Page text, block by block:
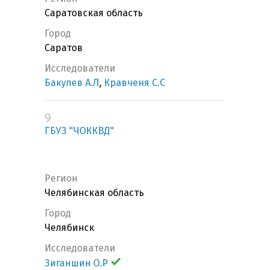
Саратовская область
Город
Саратов
Исследователи
Бакулев А.Л , Кравченя С.С
9
ГБУЗ "ЧОККВД"
Регион
Челябинская область
Город
Челябинск
Исследователи
Зиганшин О.Р